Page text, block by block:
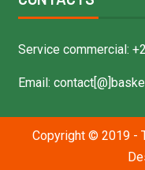
Service commercial:
Email:
Copyright © 2019 -